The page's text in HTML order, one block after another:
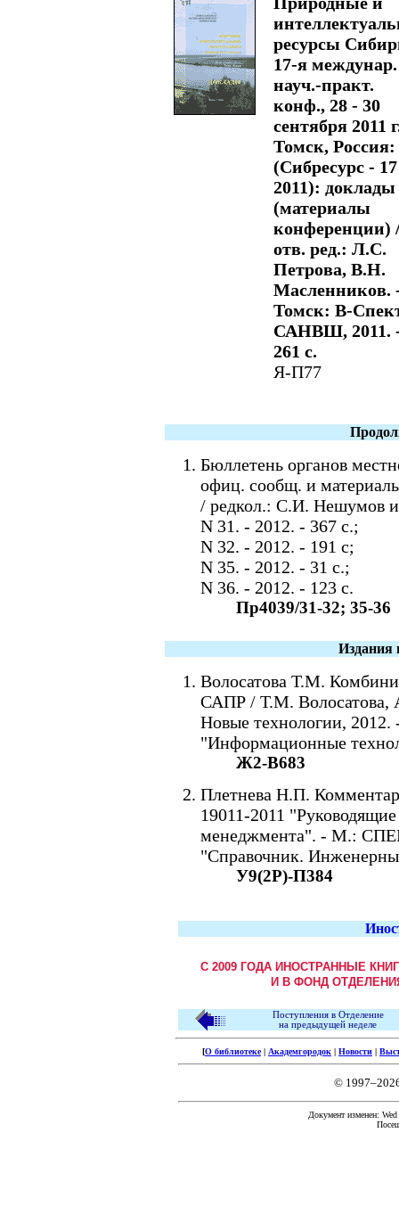
ресурсы
17-я междунар.
науч.-практ.
конф., 28 - 30
сентября 2011
Томск, Россия:
(Сибресурс -
2011): доклады
(материалы
конференции)
отв. ред.: Л.С.
Петрова, В.Н.
Масленников.
Томск: В-
САНВШ, 2011.
261 с.
Я-П77
Бюллетень органов
офиц. сообщ. и
/ редкол.: С.И. Нешумов
N 31. - 2012. - 367 c.;
N 32. - 2012. - 191 c;
N 35. - 2012. - 31 c.;
N 36. - 2012. - 123 c.
Пр4039/31-32; 35-36
Издания
Волосатова Т.М.
САПР / Т.М.
Новые технологии,
"Информационные
Ж2-В683
Плетнева Н.П.
19011-2011
менеджмента". - М.:
"Справочник.
У9(2Р)-П384
С 2009 ГОДА ИНОСТРАННЫЕ
И В ФОНД
Поступления в Отделение
на предыдущей неделе
[О библиотеке| Академгородок | Новости |
©
Документ изменен: